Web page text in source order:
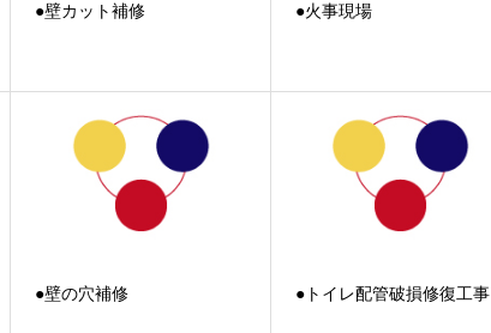
●壁カット補修 ●火事現場
●壁の穴補修 ●トイレ配管破損修復工事